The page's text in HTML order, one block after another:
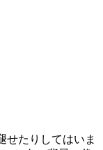
せたりしてはいま